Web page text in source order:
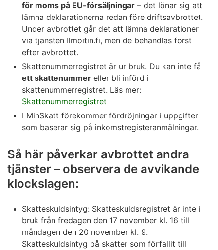
för moms på EU-försäljningar – det lönar sig att
lämna deklarationerna redan före driftsavbrottet.
Under avbrottet går det att lämna deklarationer
via tjänsten Ilmoitin.fi, men de behandlas först
efter avbrottet.
Skattenummerregistret är ur bruk. Du kan inte få
ett skattenummer eller bli införd i
skattenummerregistret. Läs mer:
Skattenummerregistret
I MinSkatt förekommer fördröjningar i uppgifter
som baserar sig på inkomstregisteranmälningar.
Så här påverkar avbrottet andra
tjänster – observera de avvikande
klockslagen:
Skatteskuldsintyg: Skatteskuldsregistret är inte i
bruk från fredagen den 17 november kl. 16 till
måndagen den 20 november kl. 9.
Skatteskuldsintyg på skatter som förfallit till